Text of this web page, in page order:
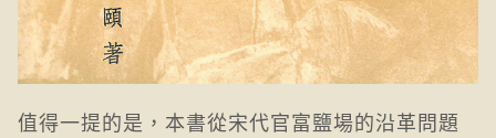
值得一提的是，本書從宋代官富鹽場的沿革問題